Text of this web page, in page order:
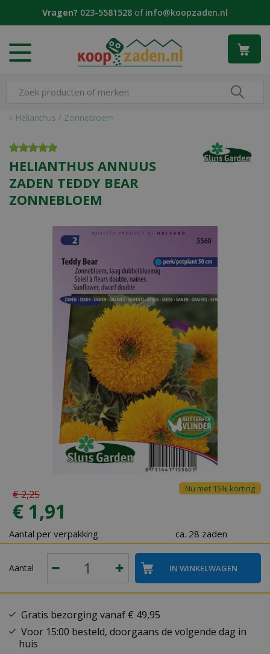
Helianthus / Zonnebloem
Vragen? 023-5581528 of info@koopzaden.nl
HELIANTHUS ANNUUS
ZADEN TEDDY BEAR
ZONNEBLOEM
€2,25
€ 1,91
Nu met 15% korting
Aantal per verpakking ca. 28 zaden
Aantal
Gratis bezorging vanaf € 49,95
Voor 15:00 besteld, doorgaans de volgende dag in
huis